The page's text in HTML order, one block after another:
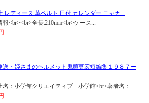
レディース 革ベルト 日付 カレンダー ニャカ...
報<br><br>全長:210mm<br>ケース...
送・姫さまのヘルメット鬼頭莫宏短編集１９８７ー
名：小学館クリエイティブ、小学館<br>著者名：...